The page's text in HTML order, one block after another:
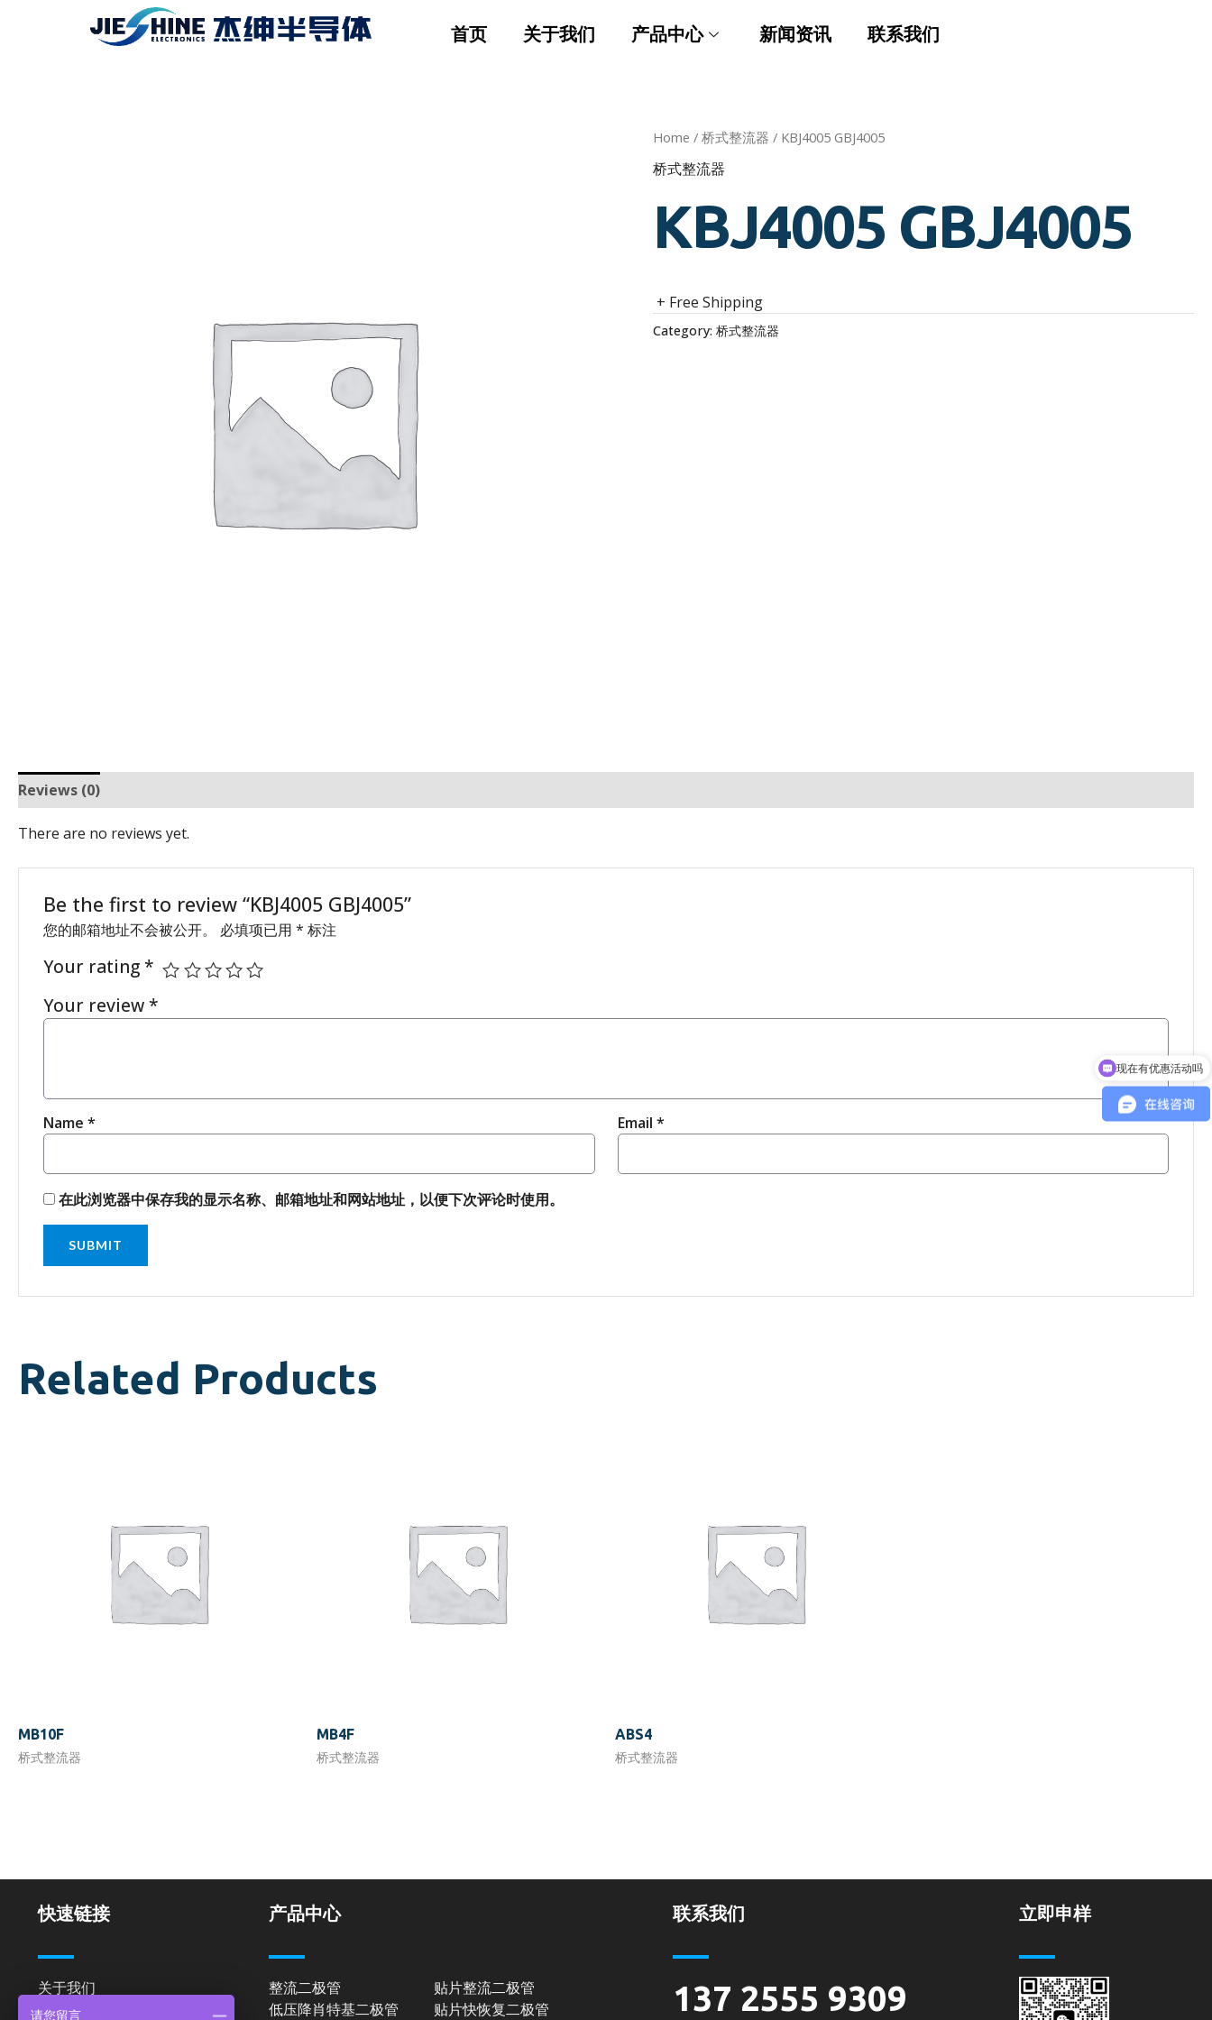
首页 关于我们 产品中心 新闻资讯 联系我们
Home /桥式整流器 / KBJ4005 GBJ4005
桥式整流器
KBJ4005 GBJ4005
+ Free Shipping
Category:桥式整流器
Reviews (0)
There are no reviews yet.
Be the first to review “KBJ4005 GBJ4005”
您的邮箱地址不会被公开。 必填项已用 * 标注
Your rating*
Your review*
Name * Email *
在此浏览器中保存我的显示名称、邮箱地址和网站地址，以便下次评论时使用。
Related Products
MB10F
桥式整流器
MB4F
桥式整流器
ABS4
桥式整流器
快速链接
关于我们
产品中心
产品中心
整流二极管
低压降肖特基二极管
贴片整流二极管
贴片快恢复二极管
联系我们
137 2555 9309
立即申样
可以介绍下你们的产品么
现在有优惠活动吗
请您留言